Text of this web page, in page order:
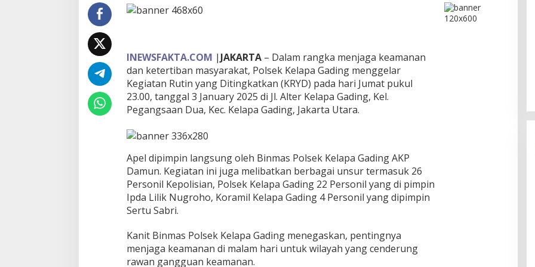
m
k
W
i
l
a
y
h
a
n
A
m
a
d
n
K
INEWSFAKTA.COM | JAKARTA– Dalam rangka menjaga keamanan
dan ketertiban masyarakat, Polsek Kelapa Gading menggelar
Kegiatan Rutin yang Ditingkatkan (KRYD) pada hari Jumat pukul
23.00, tanggal 3 January 2025 di Jl. Alter Kelapa Gading, Kel.
Pegangsaan Dua, Kec. Kelapa Gading, Jakarta Utara.
Apel dipimpin langsung oleh Binmas Polsek Kelapa Gading AKP
Damun. Kegiatan ini juga melibatkan berbagai unsur termasuk 26
Personil Kepolisian, Polsek Kelapa Gading 22 Personil yang di pimpin
Ipda Lilik Nugroho, Koramil Kelapa Gading 4 Personil yang dipimpin
Sertu Sabri.
Kanit Binmas Polsek Kelapa Gading menegaskan, pentingnya
menjaga keamanan di malam hari untuk wilayah yang cenderung
rawan gangguan keamanan.
DPC PPP Jakarta Utara Gelar
Ta’aruf / Silaturahmi dan
Penyerahan SK Pengurus Baru,
Fokus Konsolidasi Jelang
Musancab 13 September 2026
Di Politik